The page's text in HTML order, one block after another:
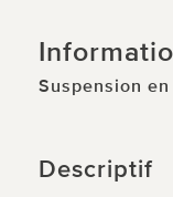
Suspension
Descriptif